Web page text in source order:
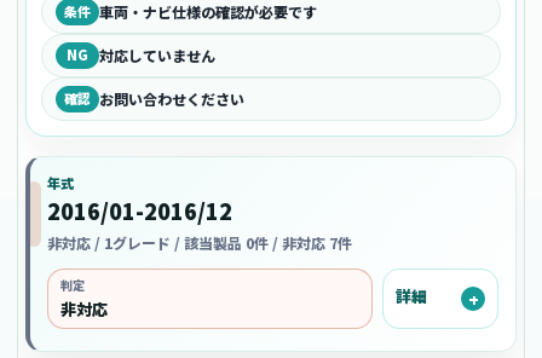
条件 車両・ナビ仕様の確認が必要です
NG 対応していません
確認 お問い合わせください
年式
2016/01-2016/12
非対応 / 1グレード / 該当製品 0件 / 非対応 7件
判定
非対応
詳細